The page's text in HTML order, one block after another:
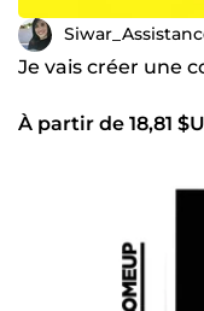
Je vais créer une
À partir de 18,81